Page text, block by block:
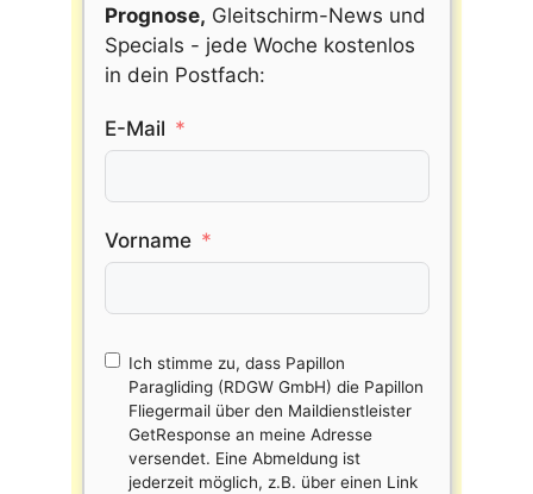
Prognose, Gleitschirm-News und
Specials - jede Woche kostenlos
in dein Postfach:
E-Mail
Vorname
Ich stimme zu, dass Papillon
Paragliding (RDGW GmbH) die Papillon
Fliegermail über den Maildienstleister
GetResponse an meine Adresse
versendet. Eine Abmeldung ist
jederzeit möglich, z.B. über einen Link